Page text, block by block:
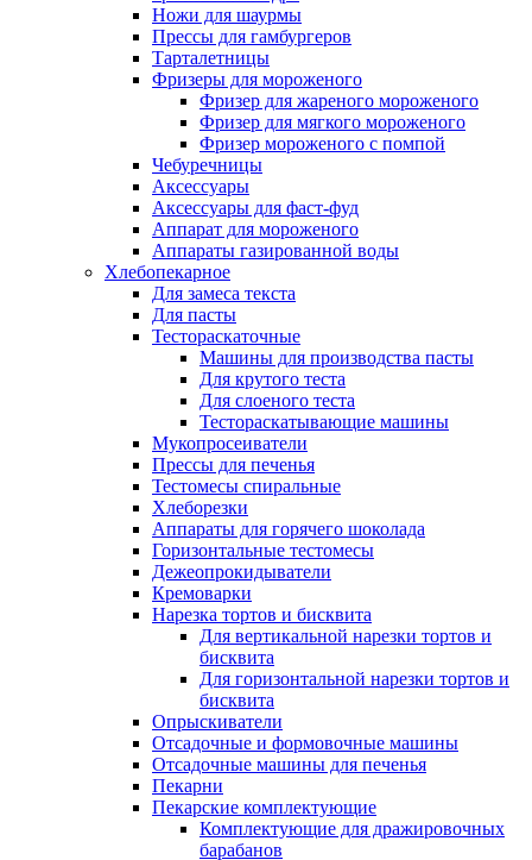
Ножи для шаурмы
Прессы для гамбургеров
Тарталетницы
Фризеры для мороженого
Фризер для жареного мороженого
Фризер для мягкого мороженого
Фризер мороженого с помпой
Чебуречницы
Аксессуары
Аксессуары для фаст-фуд
Аппарат для мороженого
Аппараты газированной воды
Хлебопекарное
Для замеса текста
Для пасты
Тестораскаточные
Машины для производства пасты
Для крутого теста
Для слоеного теста
Тестораскатывающие машины
Мукопросеиватели
Прессы для печенья
Тестомесы спиральные
Хлеборезки
Аппараты для горячего шоколада
Горизонтальные тестомесы
Дежеопрокидыватели
Кремоварки
Нарезка тортов и бисквита
Для вертикальной нарезки тортов и
бисквита
Для горизонтальной нарезки тортов и
бисквита
Опрыскиватели
Отсадочные и формовочные машины
Отсадочные машины для печенья
Пекарни
Пекарские комплектующие
Комплектующие для дражировочных
барабанов